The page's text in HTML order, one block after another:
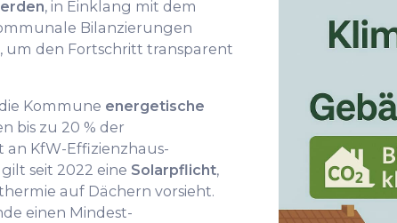
, in Einklang mit dem
Bilanzierungen
um den Fortschritt transparent
Kommune energetische
bis zu 20 % der
an KfW-Effizienzhaus-
seit 2022 eine Solarpflicht,
auf Dächern vorsieht.
einen Mindest-